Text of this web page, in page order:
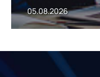
05.08.2026